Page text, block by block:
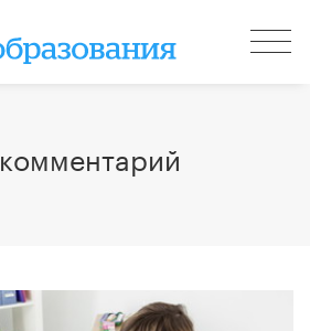
комментарий